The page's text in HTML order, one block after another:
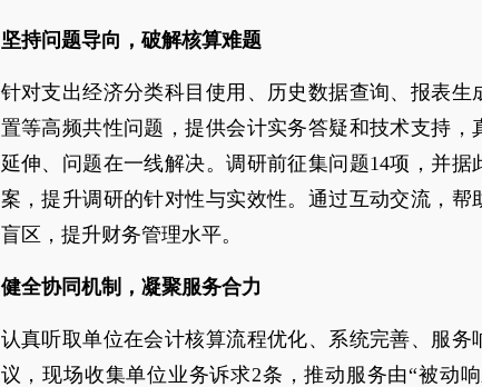
坚持问题导向，破解核算难题
针对支出经济分类科目使用、历史数据查询、报表生
置等高频共性问题，提供会计实务答疑和技术支持，
延伸、问题在一线解决。调研前征集问题14项，并据
案，提升调研的针对性与实效性。通过互动交流，帮
盲区，提升财务管理水平。
健全协同机制，凝聚服务合力
认真听取单位在会计核算流程优化、系统完善、服务
议，现场收集单位业务诉求2条，推动服务由“被动